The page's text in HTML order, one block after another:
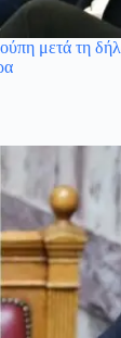
μετά τη